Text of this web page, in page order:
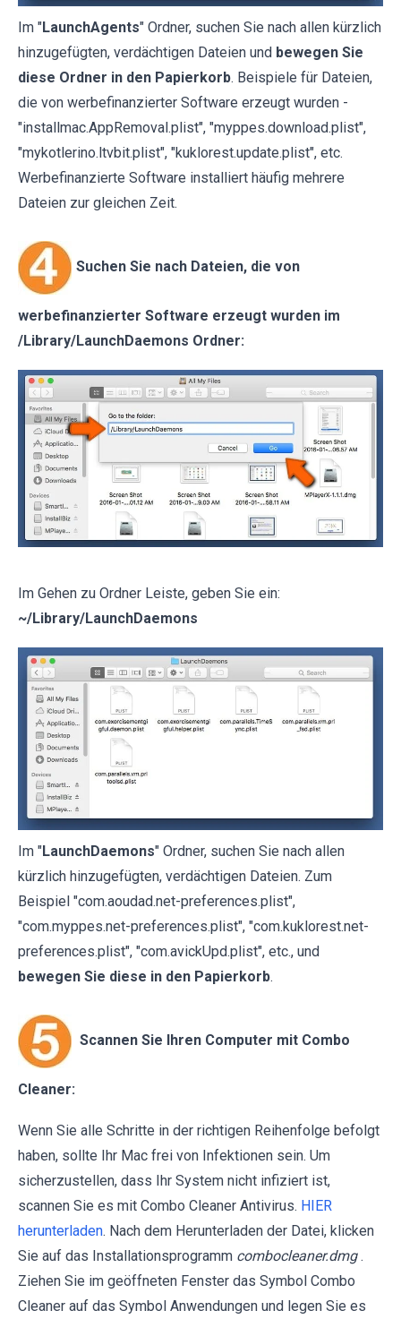
Im "LaunchAgents" Ordner, suchen Sie nach allen kürzlich
hinzugefügten, verdächtigen Dateien und bewegen Sie
diese Ordner in den Papierkorb. Beispiele für Dateien,
die von werbefinanzierter Software erzeugt wurden -
"installmac.AppRemoval.plist", "myppes.download.plist",
"mykotlerino.ltvbit.plist", "kuklorest.update.plist", etc.
Werbefinanzierte Software installiert häufig mehrere
Dateien zur gleichen Zeit.
Suchen Sie nach Dateien, die von
werbefinanzierter Software erzeugt wurden im
/Library/LaunchDaemons Ordner:
Im Gehen zu Ordner Leiste, geben Sie ein:
~/Library/LaunchDaemons
Im "LaunchDaemons" Ordner, suchen Sie nach allen
kürzlich hinzugefügten, verdächtigen Dateien. Zum
Beispiel "com.aoudad.net-preferences.plist",
"com.myppes.net-preferences.plist", "com.kuklorest.net-
preferences.plist", "com.avickUpd.plist", etc., und
bewegen Sie diese in den Papierkorb.
Scannen Sie Ihren Computer mit Combo
Cleaner:
Wenn Sie alle Schritte in der richtigen Reihenfolge befolgt
haben, sollte Ihr Mac frei von Infektionen sein. Um
sicherzustellen, dass Ihr System nicht infiziert ist,
scannen Sie es mit Combo Cleaner Antivirus. HIER
herunterladen. Nach dem Herunterladen der Datei, klicken
Sie auf das Installationsprogramm combocleaner.dmg .
Ziehen Sie im geöffneten Fenster das Symbol Combo
Cleaner auf das Symbol Anwendungen und legen Sie es